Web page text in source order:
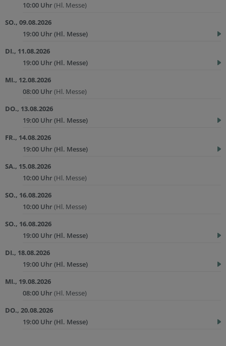
10:00 Uhr(Hl. Messe)
SO., 09.08.2026
19:00 Uhr(Hl. Messe)
DI., 11.08.2026
19:00 Uhr(Hl. Messe)
MI., 12.08.2026
08:00 Uhr(Hl. Messe)
DO., 13.08.2026
19:00 Uhr(Hl. Messe)
FR., 14.08.2026
19:00 Uhr(Hl. Messe)
SA., 15.08.2026
10:00 Uhr(Hl. Messe)
SO., 16.08.2026
10:00 Uhr(Hl. Messe)
SO., 16.08.2026
19:00 Uhr(Hl. Messe)
DI., 18.08.2026
19:00 Uhr(Hl. Messe)
MI., 19.08.2026
08:00 Uhr(Hl. Messe)
DO., 20.08.2026
19:00 Uhr(Hl. Messe)